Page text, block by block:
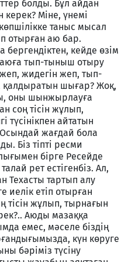
болды. Бұл айдан
керек? Міне, үнемі
таныс мысал
отырған аю бар.
кейде өзім
аюға тып-тыныш отыру
жидегін жеп, тып-
шығар? Жоқ,
оны шынжырлауға
соң тісін жұлып,
түсінікпен айтатын
жағдай бола
Біз тіпті ресми
бірге Ресейде
рет естігенбіз. Ал,
Техасты тартып алу
иелік етіп отырған
тісін жұлып, тырнағын
Аюды мазаққа
емес, мәселе біздің
күн көруге
бәріміз түсіну